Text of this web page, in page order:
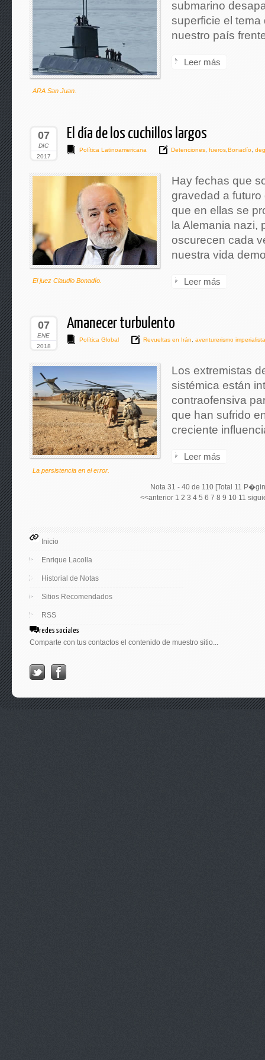
ARA San Juan.
submarino
superficie el
nuestro país
Leer más
07
DIC
2017
El día de los cuchillos largos
Política Latinoamericana Detenciones fueros Bonadío
El juez Claudio Bonadío.
Hay fechas que
gravedad a
que en ellas se
la Alemania nazi,
oscurecen cada
nuestra vida
Leer más
07
ENE
2018
Amanecer turbulento
Política Global Revueltas en Irán aventurerismo imperialista
La persistencia en el error.
Los extremistas
sistémica están
contraofensiva
que han sufrido
creciente
Leer más
Nota 31 - 40 de 110 [Total 11
<<anterior 1 2 3 4 5 6 7 8 9 10 11
Inicio
Enrique Lacolla
Historial de Notas
Sitios Recomendados
RSS
redes sociales
Comparte con tus contactos el contenido de muestro sitio...